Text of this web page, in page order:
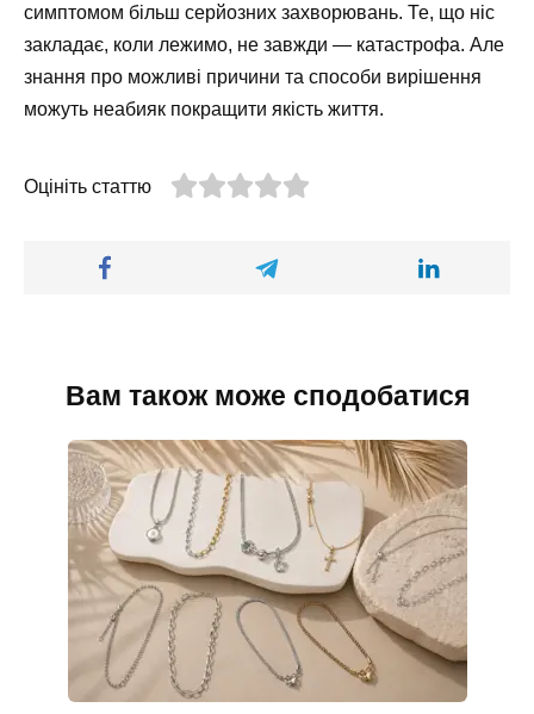
симптомом більш серйозних захворювань. Те, що ніс
закладає, коли лежимо, не завжди — катастрофа. Але
знання про можливі причини та способи вирішення
можуть неабияк покращити якість життя.
Оцініть статтю
Вам також може сподобатися